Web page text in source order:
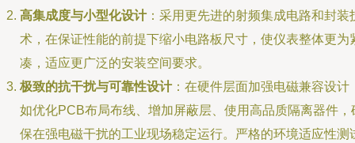
高集成度与小型化设计：采用更先进的射频集成电路和封装
术，在保证性能的前提下缩小电路板尺寸，使仪表整体更为
凑，适应更广泛的安装空间要求。
极致的抗干扰与可靠性设计：在硬件层面加强电磁兼容设计
如优化PCB布局布线、增加屏蔽层、使用高品质隔离器件，
保在强电磁干扰的工业现场稳定运行。严格的环境适应性测